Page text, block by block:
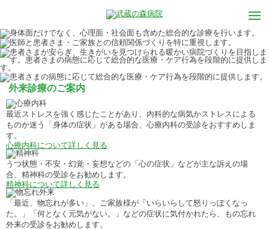
外来診療のご案内
最近ストレスを強く感じたことがあり、内科的な病気かストレスによる
ものか迷う「身体の症状」がある場合、心療内科の受診をおすすめしま
す。
心療内科について詳しく見る
うつ状態・不安・幻覚・妄想などの「心の症状」などが主な訴えの場
合、精神科の受診をお勧めします。
精神科について詳しく見る
「最近、物忘れが多い」、ご家族様が「いらいらして怒りっぽくなっ
た。」「何となく元気がない。」などの症状に気付かれたら、もの忘れ
外来の受診をお勧めします。